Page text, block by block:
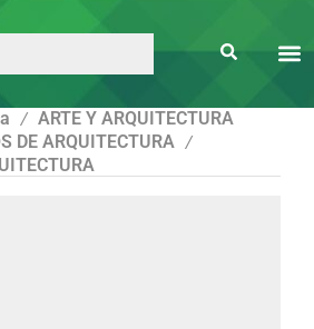
/ ARTE Y ARQUITECTURA
DE ARQUITECTURA /